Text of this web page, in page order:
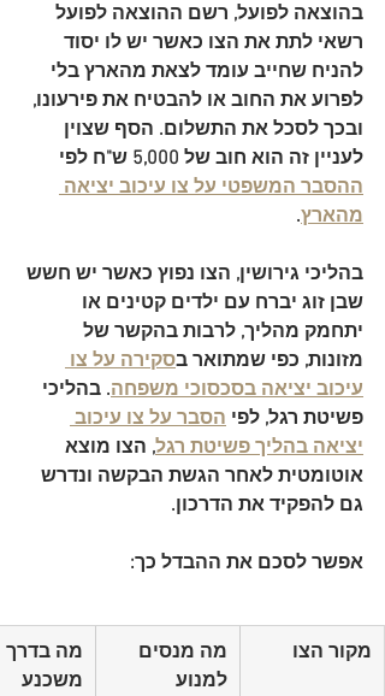
בהוצאה לפועל, רשם ההוצאה לפועל
רשאי לתת את הצו כאשר יש לו יסוד
להניח שחייב עומד לצאת מהארץ בלי
לפרוע את החוב או להבטיח את פירעונו,
ובכך לסכל את התשלום. הסף שצוין
לעניין זה הוא חוב של 5,000 ש"ח
לפי
ההסבר המשפטי על צו עיכוב יציאה
מהארץ.
בהליכי גירושין, הצו נפוץ כאשר יש חשש
שבן זוג יברח עם ילדים קטינים או
יתחמק מהליך, לרבות בהקשר של
מזונות, כפי שמתואר בסקירה על צו
עיכוב יציאה בסכסוכי משפחה. בהליכי
פשיטת רגל, לפי הסבר על צו עיכוב
יציאה בהליך פשיטת רגל, הצו מוצא
אוטומטית לאחר הגשת הבקשה ונדרש
גם להפקיד את הדרכון.
אפשר לסכם את ההבדל כך:
מקור הצו
מה מנסים
למנוע
מה בדרך
משכנע